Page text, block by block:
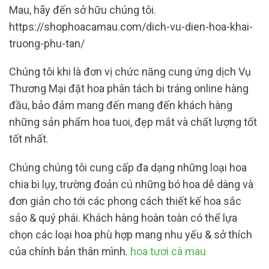
Mau, hãy đến sở hữu chúng tôi.
https://shophoacamau.com/dich-vu-dien-hoa-khai-
truong-phu-tan/
Chúng tôi khi là đơn vị chức năng cung ứng dịch Vụ
Thương Mại đặt hoa phân tách bi tráng online hàng
đầu, bảo đảm mang đến mang đến khách hàng
những sản phẩm hoa tuoi, đẹp mắt và chất lượng tốt
tốt nhất.
Chúng chúng tôi cung cấp đa dạng những loại hoa
chia bi lụy, trường đoản cú những bó hoa dễ dàng và
đơn giản cho tới các phong cách thiết kế hoa sắc
sảo & quý phái. Khách hàng hoàn toàn có thể lựa
chọn các loại hoa phù hợp mang nhu yếu & sở thích
của chính bản thân mình. hoa tươi cà mau